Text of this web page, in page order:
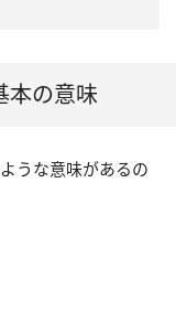
本の意味
うな意味があるの